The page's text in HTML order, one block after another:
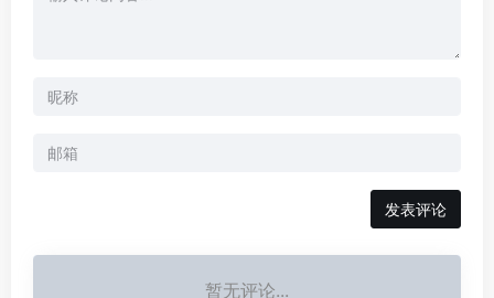
发表评论
暂无评论...